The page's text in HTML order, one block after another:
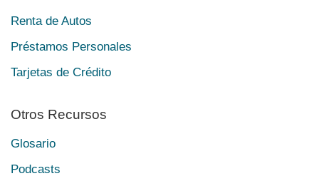
Renta de Autos
Préstamos Personales
Tarjetas de Crédito
Otros Recursos
Glosario
Podcasts